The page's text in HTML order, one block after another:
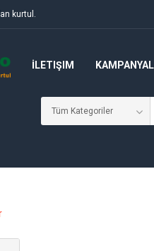
kurtul.
İLETIŞIM